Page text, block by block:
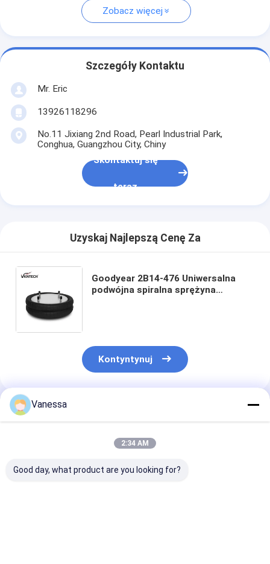
Zobacz więcej
Szczegóły Kontaktu
Mr. Eric
13926118296
No.11 Jixiang 2nd Road, Pearl Industrial Park,
Conghua, Guangzhou City, Chiny
Skontaktuj się
teraz
Uzyskaj Najlepszą Cenę Za
Goodyear 2B14-476 Uniwersalna
podwójna spiralna sprężyna
Kontyntynuj
Polecane Produkty
Vanessa
2:34 AM
Good day, what product are you looking for?